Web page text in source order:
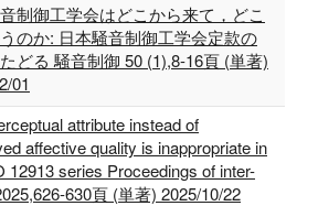
制御工学会はどこから来て，どこ
のか: 日本騒音制御工学会定款の
どる 騒音制御 50 (1),8-16頁 (単著)
01
attribute instead of
affective quality is inappropriate in
12913 series Proceedings of inter-
630頁 (単著) 2025/10/22